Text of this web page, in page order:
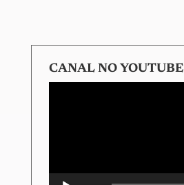
CANAL NO YOUTUBE